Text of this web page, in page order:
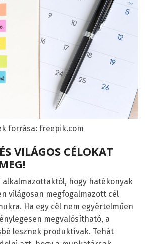
forrása: freepik.com
VILÁGOS CÉLOKAT
alkalmazottaktól, hogy hatékonyak
világosan megfogalmazott cél
Ha egy cél nem egyértelműen
megvalósítható, a
lesznek produktívak. Tehát